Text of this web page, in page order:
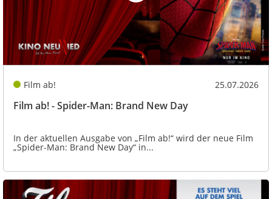
Film ab! 25.07.2026
Film ab! - Spider-Man: Brand New Day
In der aktuellen Ausgabe von „Film ab!“ wird der neue Film
„Spider-Man: Brand New Day“ in...